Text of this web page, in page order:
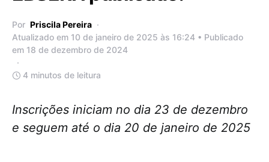
Por Priscila Pereira
Atualizado em 10 de janeiro de 2025 às 16:24 • Publicado
em 18 de dezembro de 2024
4 minutos de leitura
Inscrições iniciam no dia 23 de dezembro
e seguem até o dia 20 de janeiro de 2025